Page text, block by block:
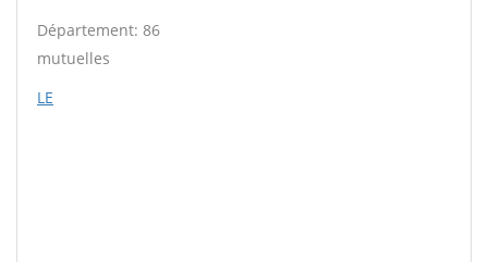
Département: 86
mutuelles
LE